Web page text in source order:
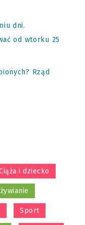
dni.
od wtorku 25
Rząd
i dziecko
Sport